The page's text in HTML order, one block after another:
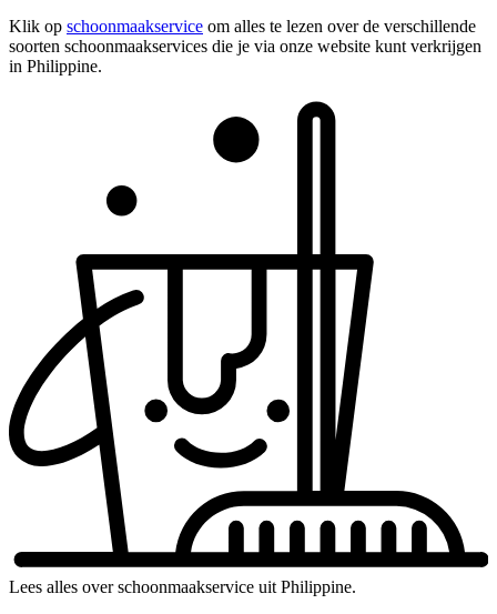
Klik op schoonmaakservice om alles te lezen over de verschillende
soorten schoonmaakservices die je via onze website kunt verkrijgen
in Philippine.
Lees alles over schoonmaakservice uit Philippine.